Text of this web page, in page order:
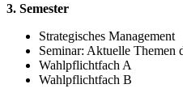
3. Semester
Strategisches Management
Seminar: Aktuelle Themen
Wahlpflichtfach A
Wahlpflichtfach B